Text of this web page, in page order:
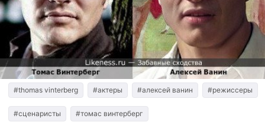
Создать сходство
Для публикации необходима авторизация
Поиск
#thomas vinterberg #актеры #алексей ванин #режиссеры
#сценаристы #томас винтерберг